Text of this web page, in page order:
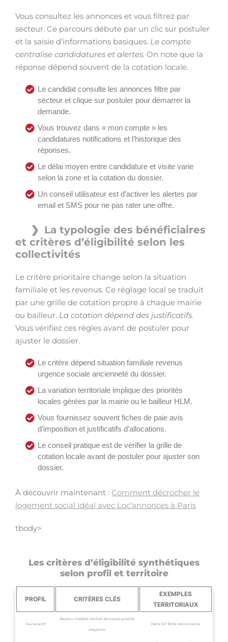
Vous consultez les annonces et vous filtrez par
secteur. Ce parcours débute par un clic sur postuler
et la saisie d’informations basiques. Le compte
centralise candidatures et alertes. On note que la
réponse dépend souvent de la cotation locale.
Le candidat consulte les annonces filtre par
secteur et clique sur postuler pour démarrer la
demande.
Vous trouvez dans « mon compte » les
candidatures notifications et l’historique des
réponses.
Le délai moyen entre candidature et visite varie
selon la zone et la cotation du dossier.
Un conseil utilisateur est d’activer les alertes par
email et SMS pour ne pas rater une offre.
La typologie des bénéficiaires
et critères d’éligibilité selon les
collectivités
Le critère prioritaire change selon la situation
familiale et les revenus. Ce réglage local se traduit
par une grille de cotation propre à chaque mairie
ou bailleur. La cotation dépend des justificatifs.
Vous vérifiez ces règles avant de postuler pour
ajuster le dossier.
Le critère dépend situation familiale revenus
urgence sociale ancienneté du dossier.
La variation territoriale implique des priorités
locales gérées par la mairie ou le bailleur HLM.
Vous fournissez souvent fiches de paie avis
d’imposition et justificatifs d’allocations.
Le conseil pratique est de vérifier la grille de
cotation locale avant de postuler pour ajuster son
dossier.
À découvrir maintenant : Comment décrocher le
logement social idéal avec Loc’annonces à Paris
tbody>
Les critères d’éligibilité synthétiques
selon profil et territoire
PROFIL CRITÈRES CLÉS
EXEMPLES
TERRITORIAUX
Jeune actif
Revenu modéré contrat de travail priorité
moyenne
Paris 14ᵉ: forte concurrence